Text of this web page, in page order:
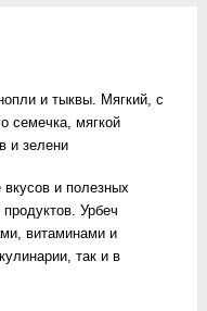
и тыквы. Мягкий, с
семечка, мягкой
и зелени
вкусов и полезных
Урбеч
витаминами и
так и в